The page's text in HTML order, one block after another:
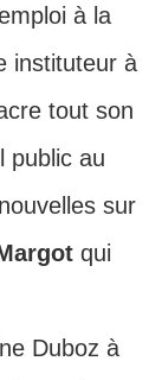
à la
instituteur à
tout son
public au
sur
qui
Duboz à